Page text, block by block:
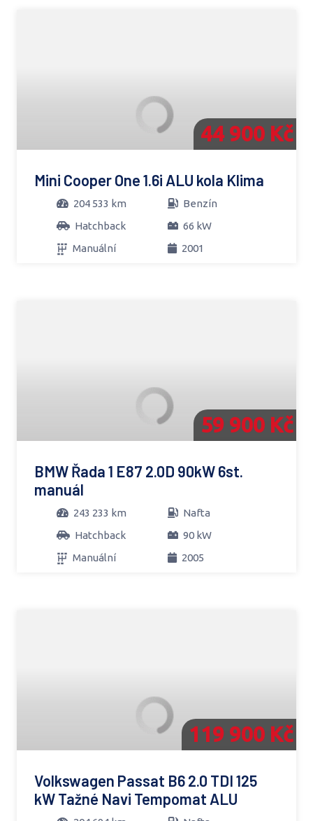
44 900 Kč
Mini Cooper One 1.6i ALU kola Klima
204 533 km
Benzín
Hatchback
66 kW
Manuální
2001
59 900 Kč
BMW Řada 1 E87 2.0D 90kW 6st.
manuál
243 233 km
Nafta
Hatchback
90 kW
Manuální
2005
119 900 Kč
Volkswagen Passat B6 2.0 TDI 125
kW Tažné Navi Tempomat ALU